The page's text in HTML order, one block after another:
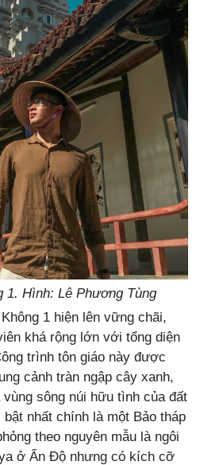
1. Hình: Lê Phương Tùng
1 hiện lên vững chãi,
khá rộng lớn với tổng diện
trình tôn giáo này được
cảnh tràn ngập cây xanh,
sông núi hữu tình của đất
nhất chính là một Bảo tháp
theo nguyên mẫu là ngôi
ở Ấn Độ nhưng có kích cỡ